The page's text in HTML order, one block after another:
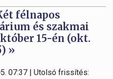
félnapos
és szakmai
15-én (okt.
»
07:37 | Utolsó frissítés: